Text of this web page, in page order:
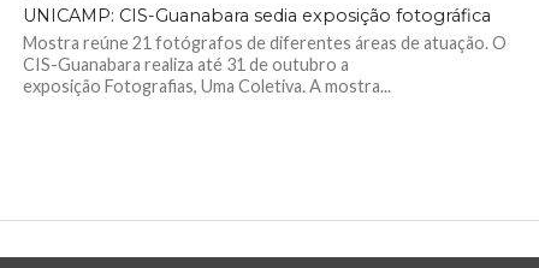
UNICAMP: CIS-Guanabara sedia exposição fotográfica
Mostra reúne 21 fotógrafos de diferentes áreas de atuação. O
CIS-Guanabara realiza até 31 de outubro a
exposição Fotografias, Uma Coletiva. A mostra...